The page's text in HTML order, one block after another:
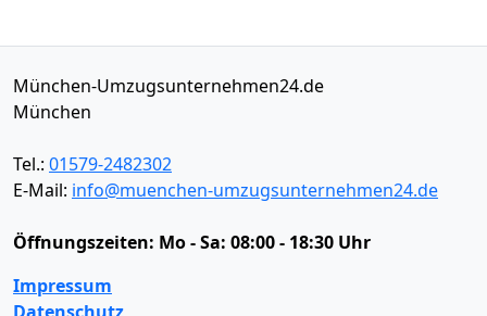
München-Umzugsunternehmen24.de
München
Tel.: 01579-2482302
E-Mail: info@muenchen-umzugsunternehmen24.de
Öffnungszeiten: Mo - Sa: 08:00 - 18:30 Uhr
Impressum
Datenschutz